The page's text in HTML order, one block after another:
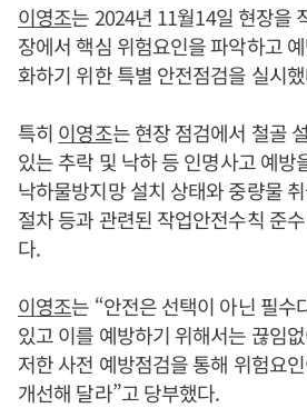
이영조는 2024년 11월14일 현장을
장에서 핵심 위험요인을 파악하고
화하기 위한 특별 안전점검을 실시
특히 이영조는 현장 점검에서 철골
있는 추락 및 낙하 등 인명사고 예방
낙하물방지망 설치 상태와 중량물
절차 등과 관련된 작업안전수칙 준
다.
이영조는 “안전은 선택이 아닌 필수
있고 이를 예방하기 위해서는 끊임
저한 사전 예방점검을 통해 위험요
개선해 달라”고 당부했다.